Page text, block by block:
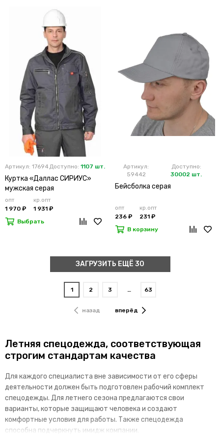
Артикул: 17694Доступно: 1107 шт.
Куртка «Даллас СИРИУС»
мужская серая
опт
1 970 ₽
кр.опт
1 931 ₽
Выбрать
Артикул:
59442
Доступно:
30002 шт.
Бейсболка серая
опт
236 ₽
кр.опт
231 ₽
В корзину
ЗАГРУЗИТЬ ЕЩЁ 30
назад
1 2 3 … 63
вперёд
Летняя спецодежда, соответствующая
строгим стандартам качества
Для каждого специалиста вне зависимости от его сферы
деятельности должен быть подготовлен рабочий комплект
спецодежды. Для летнего сезона предлагаются свои
варианты, которые защищают человека и создают
комфортные условия для работы. Также спецодежда
способна подчеркнуть имидж компании.